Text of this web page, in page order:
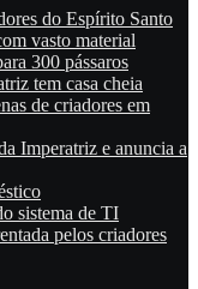
do Espírito Santo
vasto material
300 pássaros
tem casa cheia
de criadores em
Imperatriz e anuncia a
sistema de TI
pelos criadores